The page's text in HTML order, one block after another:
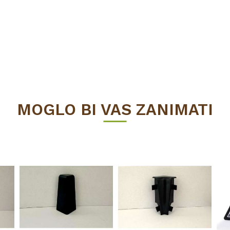
MOGLO BI VAS ZANIMATI